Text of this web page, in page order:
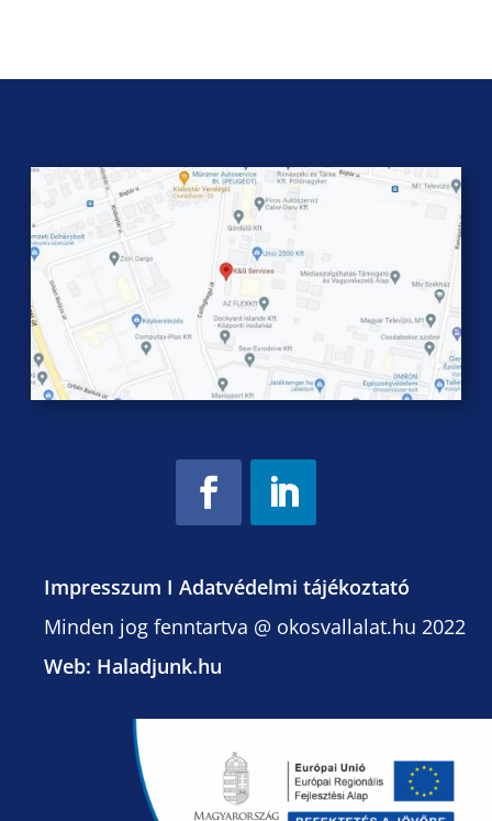
Impresszum I Adatvédelmi tájékoztató
Minden jog fenntartva @ okosvallalat.hu 2022
Web: Haladjunk.hu